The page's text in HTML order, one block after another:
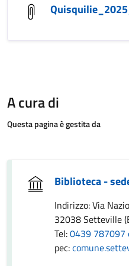
A cura di
Questa pagina è gestita da
Biblioteca -
Indirizzo: Via
32038 Setteville
Tel:0439 787097
pec: